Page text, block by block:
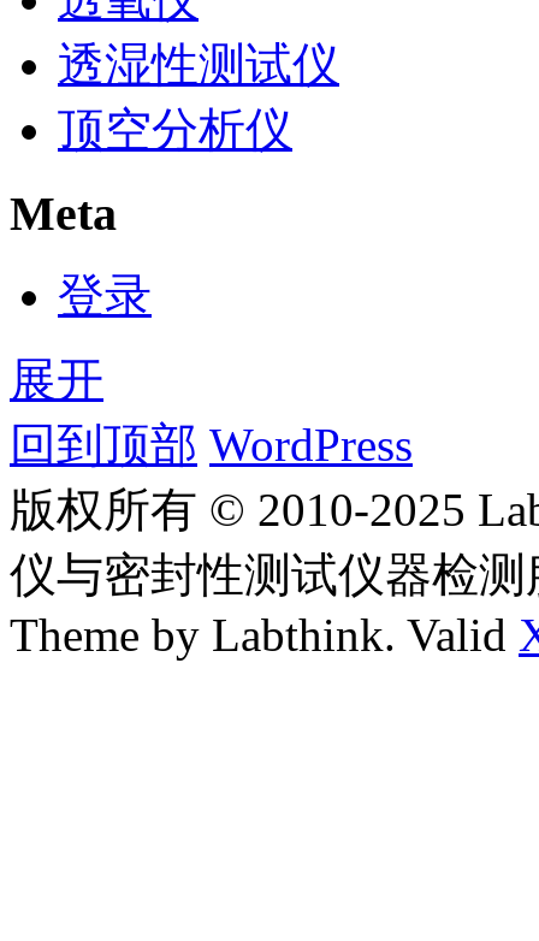
透湿性测试仪
顶空分析仪
Meta
登录
展开
回到顶部 WordPress
版权所有 © 2010-2025
仪与密封性测试仪器检
Theme by Labthink. Valid